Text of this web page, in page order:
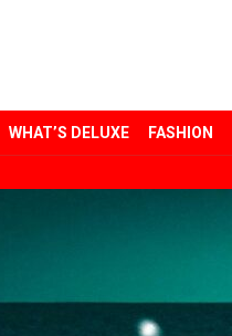
WHAT’S DELUXE FASHION